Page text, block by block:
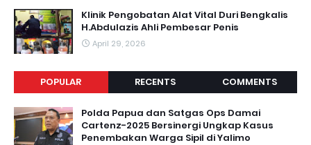
Klinik Pengobatan Alat Vital Duri Bengkalis
H.Abdulazis Ahli Pembesar Penis
April 29, 2026
POPULAR RECENTS COMMENTS
Polda Papua dan Satgas Ops Damai
Cartenz-2025 Bersinergi Ungkap Kasus
Penembakan Warga Sipil di Yalimo